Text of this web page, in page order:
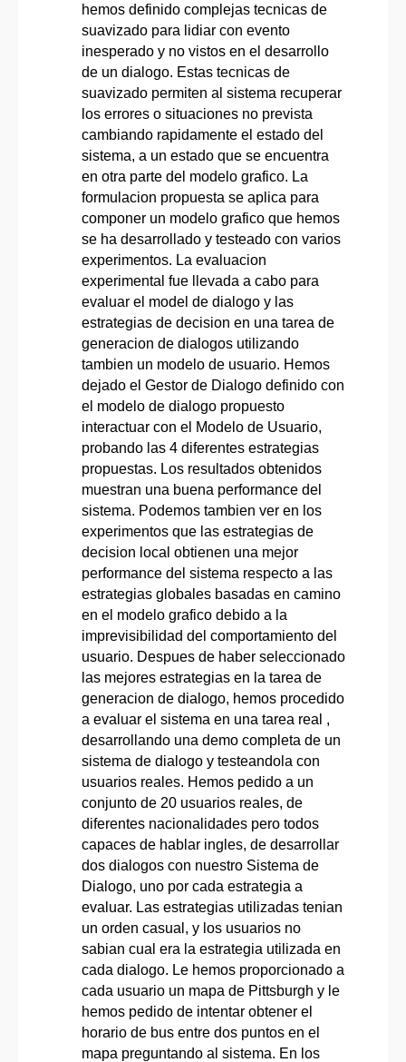
hemos definido complejas tecnicas de
suavizado para lidiar con evento
inesperado y no vistos en el desarrollo
de un dialogo. Estas tecnicas de
suavizado permiten al sistema recuperar
los errores o situaciones no prevista
cambiando rapidamente el estado del
sistema, a un estado que se encuentra
en otra parte del modelo grafico. La
formulacion propuesta se aplica para
componer un modelo grafico que hemos
se ha desarrollado y testeado con varios
experimentos. La evaluacion
experimental fue llevada a cabo para
evaluar el model de dialogo y las
estrategias de decision en una tarea de
generacion de dialogos utilizando
tambien un modelo de usuario. Hemos
dejado el Gestor de Dialogo definido con
el modelo de dialogo propuesto
interactuar con el Modelo de Usuario,
probando las 4 diferentes estrategias
propuestas. Los resultados obtenidos
muestran una buena performance del
sistema. Podemos tambien ver en los
experimentos que las estrategias de
decision local obtienen una mejor
performance del sistema respecto a las
estrategias globales basadas en camino
en el modelo grafico debido a la
imprevisibilidad del comportamiento del
usuario. Despues de haber seleccionado
las mejores estrategias en la tarea de
generacion de dialogo, hemos procedido
a evaluar el sistema en una tarea real ,
desarrollando una demo completa de un
sistema de dialogo y testeandola con
usuarios reales. Hemos pedido a un
conjunto de 20 usuarios reales, de
diferentes nacionalidades pero todos
capaces de hablar ingles, de desarrollar
dos dialogos con nuestro Sistema de
Dialogo, uno por cada estrategia a
evaluar. Las estrategias utilizadas tenian
un orden casual, y los usuarios no
sabian cual era la estrategia utilizada en
cada dialogo. Le hemos proporcionado a
cada usuario un mapa de Pittsburgh y le
hemos pedido de intentar obtener el
horario de bus entre dos puntos en el
mapa preguntando al sistema. En los